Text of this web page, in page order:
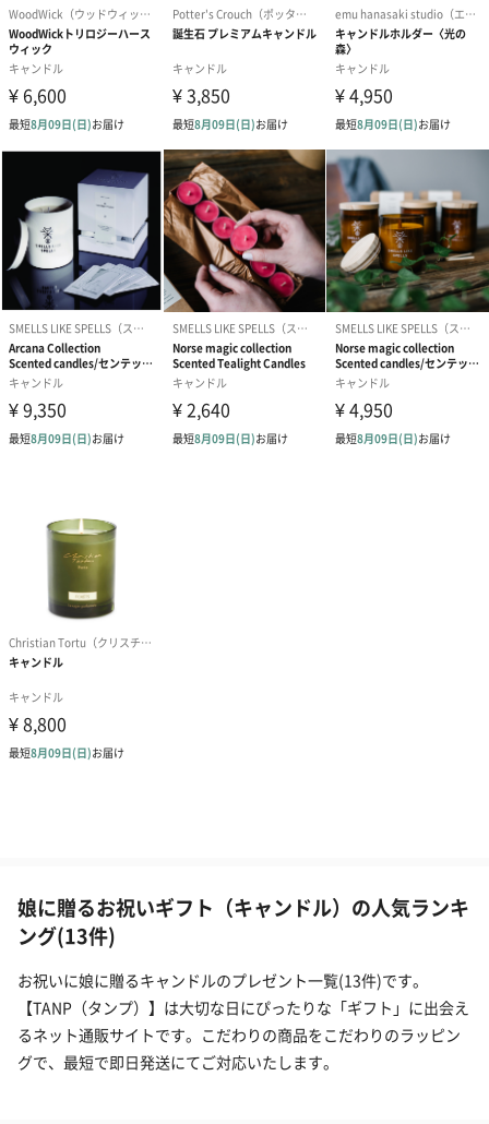
娘に贈るお祝いギフト（キャンドル）の人気ランキ
ング(13件)
お祝いに娘に贈るキャンドルのプレゼント一覧(13件)です。
【TANP（タンプ）】は大切な日にぴったりな「ギフト」に出会え
るネット通販サイトです。こだわりの商品をこだわりのラッピン
グで、最短で即日発送にてご対応いたします。